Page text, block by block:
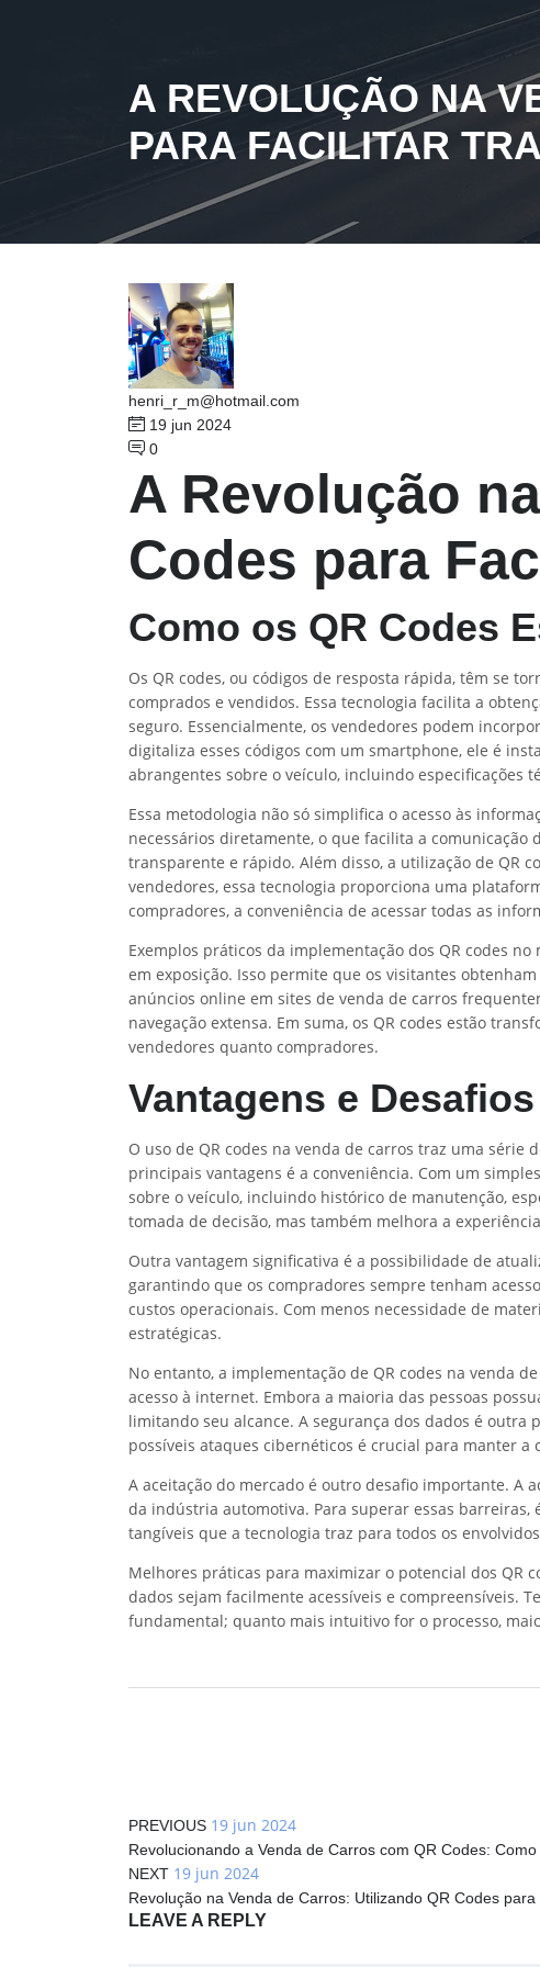
A REVOLUÇÃO NA
PARA FACILITAR
henri_r_m@hotmail.com
19 jun 2024
0
A Revolução
Codes para
Como os QR Codes
Os QR codes, ou códigos de resposta rápida, têm se
comprados e vendidos. Essa tecnologia facilita a
seguro. Essencialmente, os vendedores podem
digitaliza esses códigos com um smartphone, ele é
abrangentes sobre o veículo, incluindo especificações
Essa metodologia não só simplifica o acesso às
necessários diretamente, o que facilita a
transparente e rápido. Além disso, a utilização de QR
vendedores, essa tecnologia proporciona uma
compradores, a conveniência de acessar todas as
Exemplos práticos da implementação dos QR codes
em exposição. Isso permite que os visitantes
anúncios online em sites de venda de carros
navegação extensa. Em suma, os QR codes estão
vendedores quanto compradores.
Vantagens e
O uso de QR codes na venda de carros traz uma
principais vantagens é a conveniência. Com um
sobre o veículo, incluindo histórico de manutenção,
tomada de decisão, mas também melhora a
Outra vantagem significativa é a possibilidade de
garantindo que os compradores sempre tenham
custos operacionais. Com menos necessidade de
estratégicas.
No entanto, a implementação de QR codes na venda
acesso à internet. Embora a maioria das pessoas
limitando seu alcance. A segurança dos dados é outra
possíveis ataques cibernéticos é crucial para manter a
A aceitação do mercado é outro desafio importante. A
da indústria automotiva. Para superar essas
tangíveis que a tecnologia traz para todos os
Melhores práticas para maximizar o potencial dos QR
dados sejam facilmente acessíveis e compreensíveis.
fundamental; quanto mais intuitivo for o processo,
PREVIOUS 19 jun 2024
Revolucionando a Venda de Carros com QR Codes:
NEXT 19 jun 2024
Revolução na Venda de Carros: Utilizando QR Codes
LEAVE A REPLY